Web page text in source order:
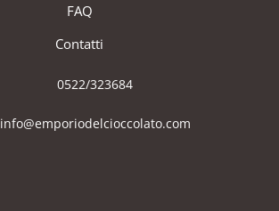
FAQ
Contatti
0522/323684
info@emporiodelcioccolato.com